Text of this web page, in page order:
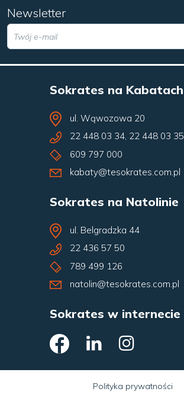
Newsletter
Sokrates na Kabatach
ul. Wąwozowa 20
22 448 03 34, 22 448 03 35
609 797 000
kabaty@tesokrates.com.pl
Sokrates na Natolinie
ul. Belgradzka 44
22 436 57 50
789 499 126
natolin@tesokrates.com.pl
Sokrates w internecie
Polityka prywatności